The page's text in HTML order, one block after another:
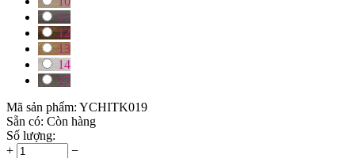
11
12
13
14
15
Mã sản phẩm: YCHITK019
Sẵn có: Còn hàng
Số lượng:
+
−